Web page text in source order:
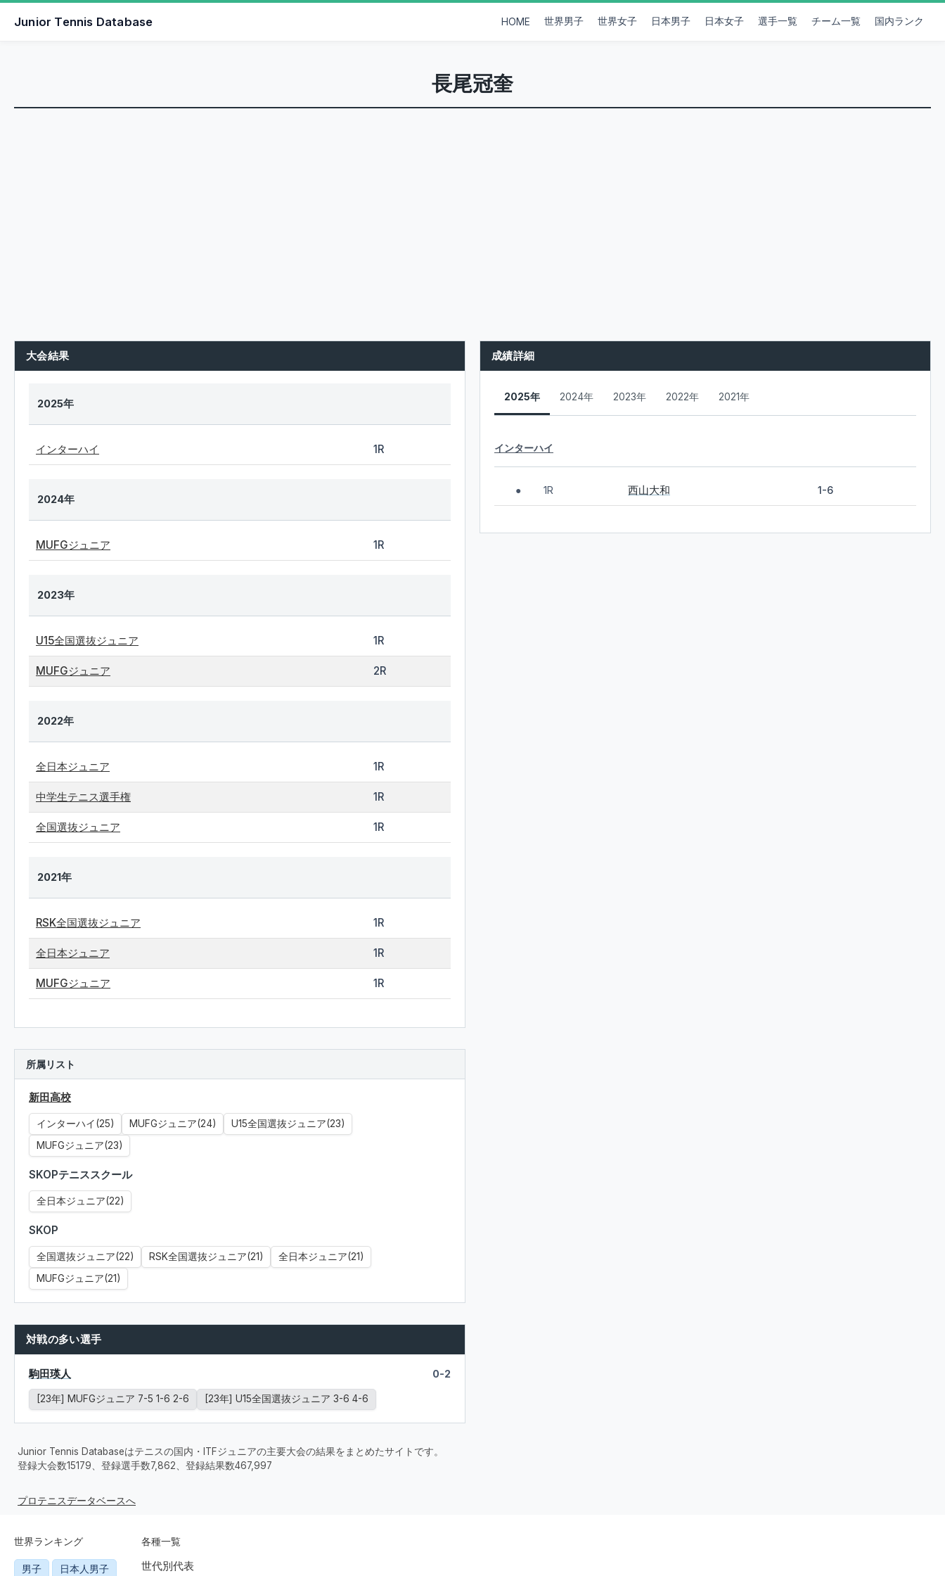
Junior Tennis Database HOME 世界男子 世界女子 日本男子 日本女子 選手一覧 チーム一覧 国内ランク
長尾冠奎
大会結果
2025年
インターハイ 1R
2024年
MUFGジュニア 1R
2023年
U15全国選抜ジュニア 1R
MUFGジュニア 2R
2022年
全日本ジュニア 1R
中学生テニス選手権 1R
全国選抜ジュニア 1R
2021年
RSK全国選抜ジュニア 1R
全日本ジュニア 1R
MUFGジュニア 1R
所属リスト
新田高校
インターハイ(25) MUFGジュニア(24)
U15全国選抜ジュニア(23)
MUFGジュニア(23)
SKOPテニススクール
全日本ジュニア(22)
SKOP
全国選抜ジュニア(22) RSK全国選抜ジュニア(21)
全日本ジュニア(21)
MUFGジュニア(21)
対戦の多い選手
駒田瑛人 0-2
[23年] MUFGジュニア 7-5 1-6 2-6 [23年] U15全国選抜ジュニア 3-6 4-6
成績詳細
2025年 2024年 2023年 2022年 2021年
インターハイ
● 1R 西山大和 1-6
Junior Tennis Databaseはテニスの国内・ITFジュニアの主要大会の結果をまとめたサイトです。
登録大会数15179、登録選手数7,862、登録結果数467,997
プロテニスデータベースへ
世界ランキング
男子 日本人男子
各種一覧
世代別代表